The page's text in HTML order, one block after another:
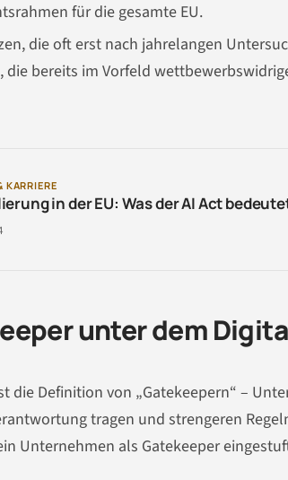
für die gesamte EU.
die oft erst nach jahrelangen
die bereits im Vorfeld
KARRIERE
in der EU: Was der AI Act
unter dem
die Definition von „Gatekeepern“ –
tragen und strengeren
Unternehmen als Gatekeeper